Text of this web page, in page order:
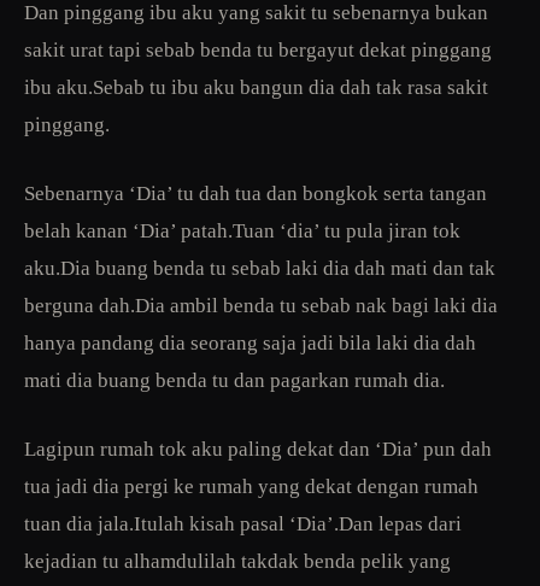
Dan pinggang ibu aku yang sakit tu sebenarnya bukan
sakit urat tapi sebab benda tu bergayut dekat pinggang
ibu aku.Sebab tu ibu aku bangun dia dah tak rasa sakit
pinggang.
Sebenarnya ‘Dia’ tu dah tua dan bongkok serta tangan
belah kanan ‘Dia’ patah.Tuan ‘dia’ tu pula jiran tok
aku.Dia buang benda tu sebab laki dia dah mati dan tak
berguna dah.Dia ambil benda tu sebab nak bagi laki dia
hanya pandang dia seorang saja jadi bila laki dia dah
mati dia buang benda tu dan pagarkan rumah dia.
Lagipun rumah tok aku paling dekat dan ‘Dia’ pun dah
tua jadi dia pergi ke rumah yang dekat dengan rumah
tuan dia jala.Itulah kisah pasal ‘Dia’.Dan lepas dari
kejadian tu alhamdulilah takdak benda pelik yang